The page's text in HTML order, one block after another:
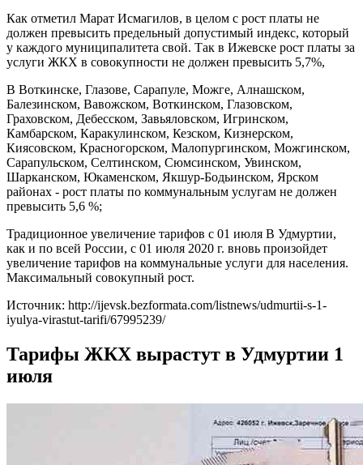
Как отметил Марат Исмагилов, в целом с рост платы не
должен превысить предельный допустимый индекс, который
у каждого муниципалитета свой. Так в Ижевске рост платы за
услуги ЖКХ в совокупности не должен превысить 5,7%,
В Воткинске, Глазове, Сарапуле, Можге, Алнашском,
Балезинском, Вавожском, Воткинском, Глазовском,
Граховском, Дебесском, Завьяловском, Игринском,
Камбарском, Каракулинском, Кезском, Кизнерском,
Киясовском, Красногорском, Малопургинском, Можгинском,
Сарапульском, Селтинском, Сюмсинском, Увинском,
Шарканском, Юкаменском, Якшур-Бодьинском, Ярском
районах - рост платы по коммунальным услугам не должен
превысить 5,6 %;
Традиционное увеличение тарифов с 01 июля В Удмуртии,
как и по всей России, с 01 июля 2020 г. вновь произойдет
увеличение тарифов на коммунальные услуги для населения.
Максимальный совокупный рост.
Источник: http://ijevsk.bezformata.com/listnews/udmurtii-s-1-
iyulya-virastut-tarifi/67995239/
Тарифы ЖКХ вырастут в Удмуртии 1
июля